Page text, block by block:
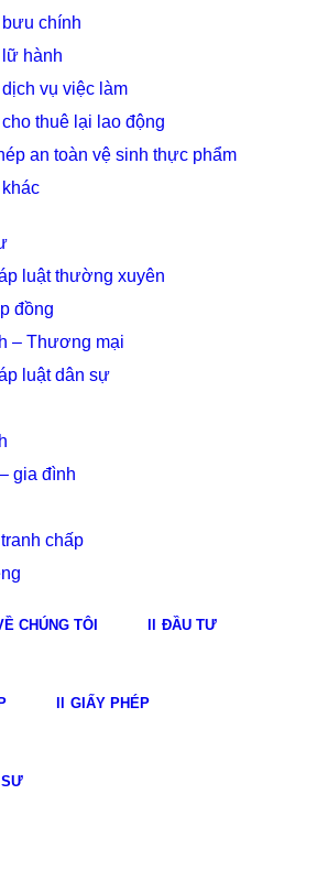
chính
hành
vụ việc làm
thuê lại lao động
an toàn vệ sinh thực phẩm
luật thường xuyên
đồng
– Thương mại
luật dân sự
gia đình
chấp
CHÚNG TÔI ĐẦU TƯ
GIẤY PHÉP
SƯ